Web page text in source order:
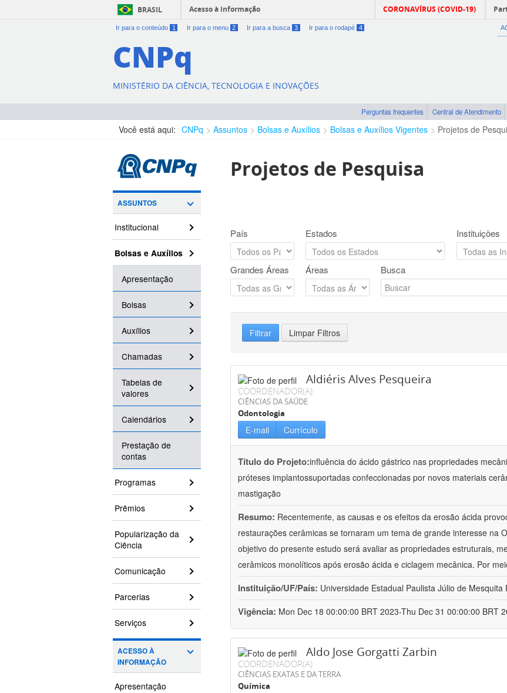
BRASIL Acesso à informação CORONAVÍRUS (COVID-19)
Ir para o conteúdo 1 Ir para o menu 2 Ir para a busca 3 Ir para o rodapé 4
CNPq
MINISTÉRIO DA CIÊNCIA, TECNOLOGIA E INOVAÇÕES
Perguntas frequentes Central de Atendimento
Você está aqui: CNPq Assuntos Bolsas e Auxílios Bolsas e Auxílios Vigentes Projetos de
ASSUNTOS
Institucional
Bolsas e Auxílios
Apresentação
Bolsas
Auxílios
Chamadas
Tabelas de
valores
Calendários
Prestação de
contas
Programas
Prêmios
Popularização da
Ciência
Comunicação
Parcerias
Serviços
ACESSO À
INFORMAÇÃO
Apresentação
Projetos de Pesquisa
País Estados Instituições
Grandes Áreas Áreas Busca
Filtrar Limpar Filtros
Aldiéris Alves Pesqueira
COORDENADOR(A)
CIÊNCIAS DA SAÚDE
Odontologia
E-mail Currículo
Título do Projeto:influência do ácido gástrico nas propriedades
próteses implantossuportadas confeccionadas por novos materiais
mastigação
Resumo: Recentemente, as causas e os efeitos da erosão ácida
restaurações cerâmicas se tornaram um tema de grande interesse na
objetivo do presente estudo será avaliar as propriedades estruturais,
cerâmicos monolíticos após erosão ácida e ciclagem mecânica. Por
Instituição/UF/País: Universidade Estadual Paulista Júlio de Mesquita
Vigência: Mon Dec 18 00:00:00 BRT 2023-Thu Dec 31 00:00:00 BRT
Aldo Jose Gorgatti Zarbin
COORDENADOR(A)
CIÊNCIAS EXATAS E DA TERRA
Química